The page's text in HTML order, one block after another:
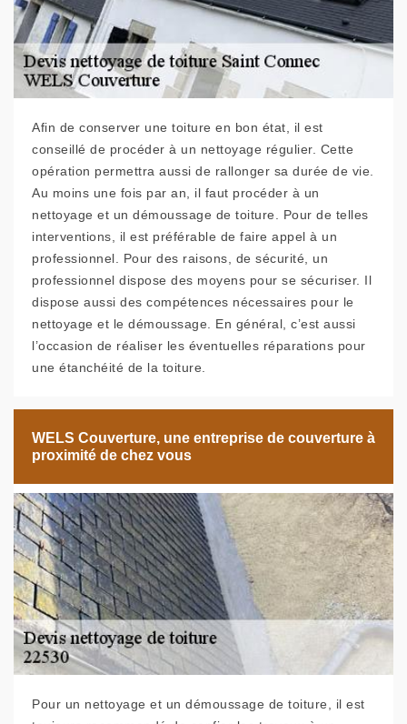
Afin de conserver une toiture en bon état, il est
conseillé de procéder à un nettoyage régulier. Cette
opération permettra aussi de rallonger sa durée de vie.
Au moins une fois par an, il faut procéder à un
nettoyage et un démoussage de toiture. Pour de telles
interventions, il est préférable de faire appel à un
professionnel. Pour des raisons, de sécurité, un
professionnel dispose des moyens pour se sécuriser. Il
dispose aussi des compétences nécessaires pour le
nettoyage et le démoussage. En général, c’est aussi
l’occasion de réaliser les éventuelles réparations pour
une étanchéité de la toiture.
WELS Couverture, une entreprise de couverture à
proximité de chez vous
Pour un nettoyage et un démoussage de toiture, il est